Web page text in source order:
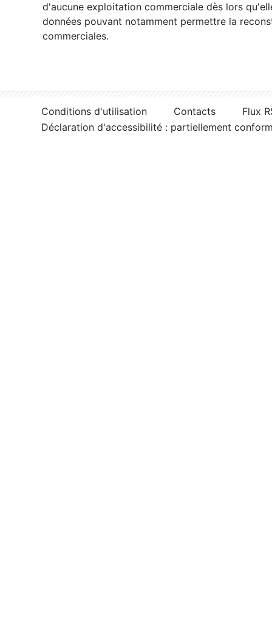
d'aucune exploitation commerciale dès lors
données pouvant notamment permettre la
commerciales.
Conditions d'utilisation Contacts
Flux
Déclaration d'accessibilité : partiellement